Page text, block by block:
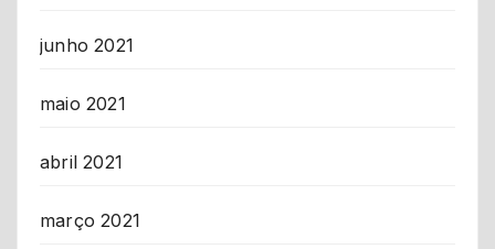
junho 2021
maio 2021
abril 2021
março 2021